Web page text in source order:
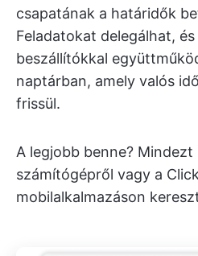
csapatának a határidők
Feladatokat delegálhat,
beszállítókkal
naptárban, amely valós
frissül.
A legjobb benne?
számítógépről vagy a
mobilalkalmazáson